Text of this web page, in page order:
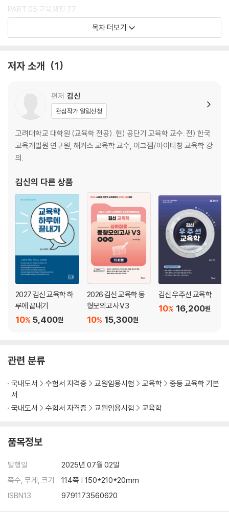
PART 05 교육행정 77
목차 더보기
저자 소개 1
편저 김신
관심작가 알림신청
고려대학교 대학원 (교육학 전공). 현) 공단기 교육학 교수. 전) 한국
교육개발원 연구원, 해커스 교육학 교수, 이그잼/아이티칭 교육학 강
의.
김신의 다른 상품
2027 김신 교육학 하
루에 끝내기
5,400원
10%
2026 김신 교육학 동
형모의고사 V3
15,300원
10%
김신 우주선 교육학
16,200원
10%
관련 분류
국내도서 수험서 자격증 교원임용시험 교육학
중등 교육학 기본
서
국내도서
수험서 자격증 교원임용시험 교육학
품목정보
발행일
2025년 07월 02일
쪽수, 무게, 크기
114쪽 | 150*210*20mm
ISBN13
9791173560620